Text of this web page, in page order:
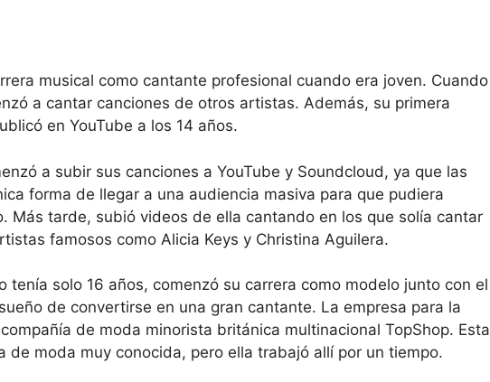
musical como cantante profesional cuando era joven. Cuando
a cantar canciones de otros artistas. Además, su primera
en YouTube a los 14 años.
a subir sus canciones a YouTube y Soundcloud, ya que las
forma de llegar a una audiencia masiva para que pudiera
Más tarde, subió videos de ella cantando en los que solía cantar
famosos como Alicia Keys y Christina Aguilera.
tenía solo 16 años, comenzó su carrera como modelo junto con el
de convertirse en una gran cantante. La empresa para la
de moda minorista británica multinacional TopShop. Esta
de moda muy conocida, pero ella trabajó allí por un tiempo.